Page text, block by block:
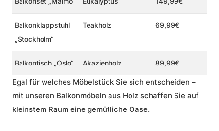
Balkonklappstuhl
„Stockholm“
Teakholz 69,99€
Balkontisch „Oslo“ Akazienholz 89,99€
Egal für welches Möbelstück Sie sich entscheiden –
mit unseren Balkonmöbeln aus Holz schaffen Sie auf
kleinstem Raum eine gemütliche Oase.